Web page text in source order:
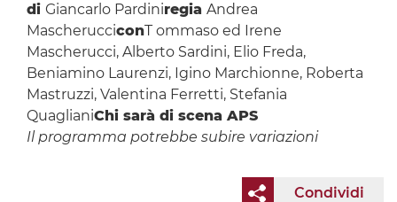
di Giancarlo Pardiniregia Andrea
MascherucciconT ommaso ed Irene
Mascherucci, Alberto Sardini, Elio Freda,
Beniamino Laurenzi, Igino Marchionne, Roberta
Mastruzzi, Valentina Ferretti, Stefania
QuaglianiChi sarà di scena APS
Il programma potrebbe subire variazioni
Condividi